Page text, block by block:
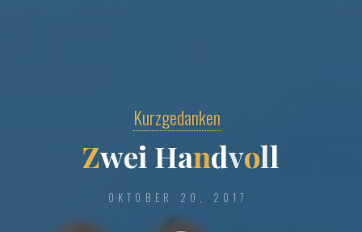
Kurzgedanken
Zwei Handvoll
OKTOBER 20, 2017